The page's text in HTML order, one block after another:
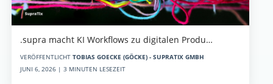
.supra macht KI Workflows zu digitalen Produ…
VERÖFFENTLICHT TOBIAS GOECKE (GÖCKE) - SUPRATIX GMBH
JUNI 6, 2026 | 3 MINUTEN LESEZEIT